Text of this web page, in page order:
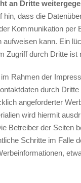
an Dritte
hin, dass die
Kommunikation per
aufweisen kann. Ein
Zugriff durch Dritte ist
Rahmen der
durch
angeforderter
wird hiermit
Betreiber der Seiten
Schritte im Falle